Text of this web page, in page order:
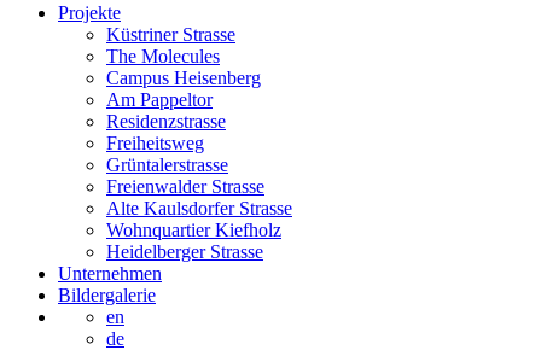
Projekte
Küstriner Strasse
The Molecules
Campus Heisenberg
Am Pappeltor
Residenzstrasse
Freiheitsweg
Grüntalerstrasse
Freienwalder Strasse
Alte Kaulsdorfer Strasse
Wohnquartier Kiefholz
Heidelberger Strasse
Unternehmen
Bildergalerie
en
de